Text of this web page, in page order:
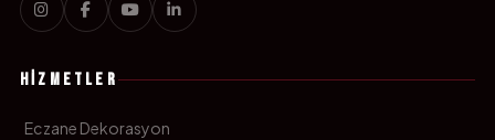
HIZMETLER
Eczane Dekorasyon